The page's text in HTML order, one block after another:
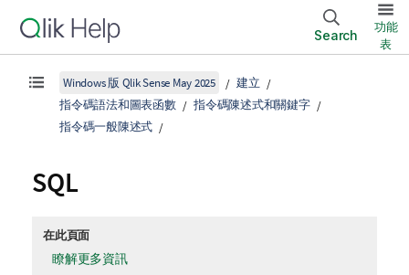
Search
功能
表
Windows 版 Qlik Sense May 2025
建立
指令碼語法和圖表函數
指令碼陳述式和關鍵字
指令碼一般陳述式
SQL
在此頁面
瞭解更多資訊